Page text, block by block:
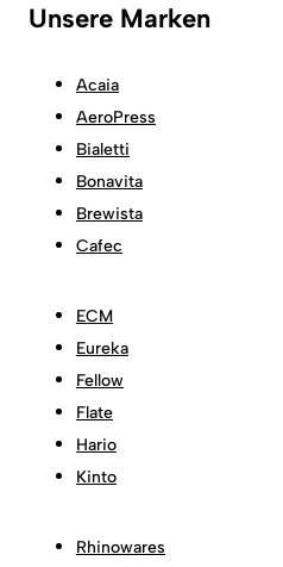
Unsere Marken
Acaia
AeroPress
Bialetti
Bonavita
Brewista
Cafec
ECM
Eureka
Fellow
Flate
Hario
Kinto
Rhinowares